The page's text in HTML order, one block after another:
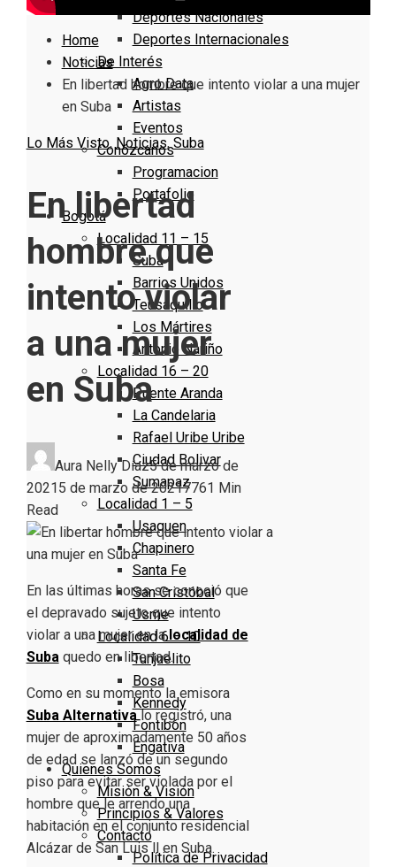
Deportes Nacionales
Deportes Internacionales
De Interés
Agro Data
Artistas
Eventos
Conózcanos
Programacion
Portafolio
Bogotá
Localidad 11 – 15
Suba
Barrios Unidos
Teusaquillo
Los Mártires
Antonio Nariño
Localidad 16 – 20
Puente Aranda
La Candelaria
Rafael Uribe Uribe
Ciudad Bolivar
Sumapaz
Localidad 1 – 5
Usaquen
Chapinero
Santa Fe
San Cristóbal
Usme
Localidad 6 – 10
Tunjuelito
Bosa
Kennedy
Fontibón
Engativa
Quienes Somos
Misión & Visión
Principios & Valores
Contacto
Política de Privacidad
Home
Noticias
En libertad hombre que intento violar a una mujer
en Suba
Lo Más Visto, Noticias, Suba
En libertad
hombre que
intento violar
a una mujer
en Suba
Aura Nelly Díaz5 de marzo de
20215 de marzo de 20217761 Min
Read
En las últimas horas se conoció que
el depravado sujeto que intento
violar a una mujer en lalocalidad de
Subaquedo en libertad.
Como en su momento la emisora
Suba Alternativalo registró, una
mujer de aproximadamente 50 años
de edad se lanzó de un segundo
piso para evitar ser violada por el
hombre que le arrendo una
habitación en el conjunto residencial
Alcázar de San Luis ll en Suba.